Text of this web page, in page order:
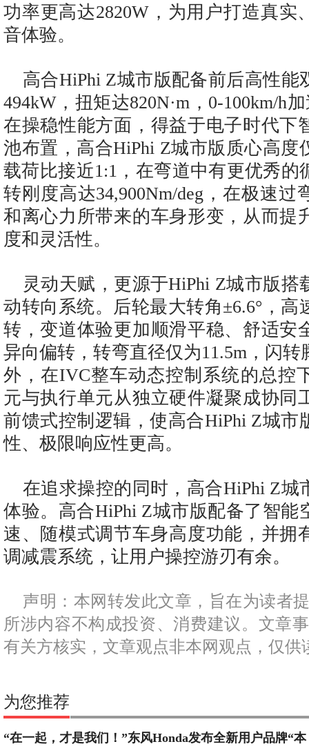
功率更高达2820W，为用户打造真实
音体验。
高合HiPhi Z城市版配备前后高性能
494kW，扭矩达820N·m，0-100km/h
在操稳性能方面，得益于电子时代下
池布置，高合HiPhi Z城市版质心高度
载荷比接近1:1，在弯道中有更优秀的
转刚度高达34,900Nm/deg，在极速过
和离心力所带来的车身形变，从而提
度和灵活性。
灵动天赋，更源于HiPhi Z城市版搭
动转向系统。后轮最大转角±6.6°，高
转，变道体验更加顺滑平稳、舒适安
异向偏转，转弯直径仅为11.5m，闪
外，在IVC整车动态控制系统的总控
元与执行单元从独立硬件凝聚成协同
前馈式控制逻辑，使高合HiPhi Z城市
性、极限响应性更高。
在追求操控的同时，高合HiPhi Z城
体验。高合HiPhi Z城市版配备了智能
速、随模式调节车身高度功能，并拥
调减震系统，让用户操控游刃有余。
声明：本网转发此文章，旨在为读者
所涉内容不构成投资、消费建议。文章
有关方核实，文章观点非本网观点，仅供
为您推荐
“在一起，才是我们！”东风Honda发布全新用户品牌“本